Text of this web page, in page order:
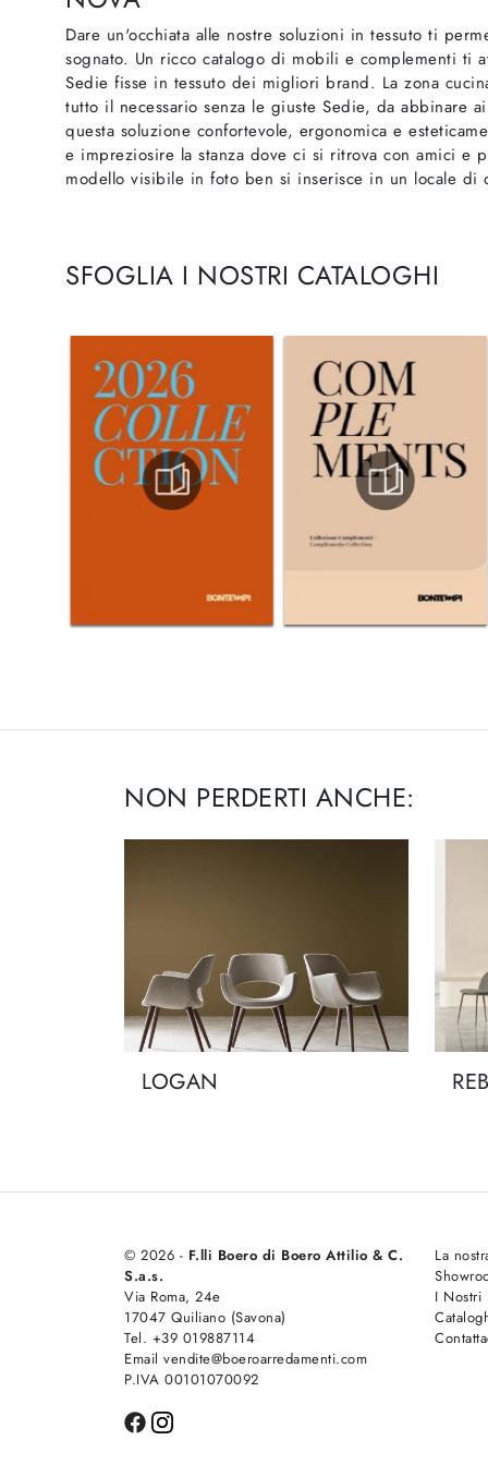
Dare un'occhiata alle nostre soluzioni in tessuto ti
sognato. Un ricco catalogo di mobili e complementi ti
Sedie fisse in tessuto dei migliori brand. La zona
tutto il necessario senza le giuste Sedie, da abbinare
questa soluzione confortevole, ergonomica e
e impreziosire la stanza dove ci si ritrova con amici e
modello visibile in foto ben si inserisce in un locale di
SFOGLIA I NOSTRI CATALOGHI
NON PERDERTI ANCHE:
LOGAN
© 2026 - F.lli Boero di Boero Attilio & C.
S.a.s.
Via Roma, 24e
17047 Quiliano (Savona)
Tel. +39 019887114
Email vendite@boeroarredamenti.com
P.IVA 00101070092
La
I Nostri